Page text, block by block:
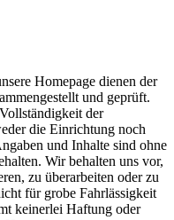
Homepage dienen der
und geprüft.
der
die Einrichtung noch
und Inhalte sind ohne
Wir behalten uns vor,
zu überarbeiten oder zu
für grobe Fahrlässigkeit
keinerlei Haftung oder